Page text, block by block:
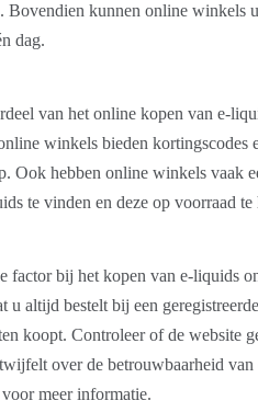
Bovendien kunnen online winkels
dag.
van het online kopen van e-
winkels bieden kortingscodes
Ook hebben online winkels vaak
te vinden en deze op voorraad te
factor bij het kopen van e-liquids
u altijd bestelt bij een
koopt. Controleer of de website
over de betrouwbaarheid
meer informatie.